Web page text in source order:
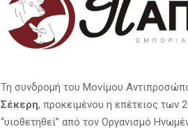
Τη συνδρομή του Μονίμου
Σέκερη, προκειμένου η επέτειος των
“υιοθετηθεί” από τον Οργανισμό